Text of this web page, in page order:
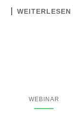
WEITERLESEN
WEBINAR